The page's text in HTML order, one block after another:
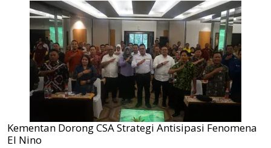
Kementan Dorong CSA Strategi Antisipasi Fenomena
El Nino